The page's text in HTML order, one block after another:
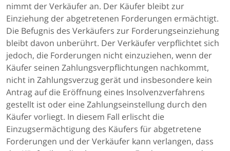
nimmt der Verkäufer an. Der Käufer bleibt zur
Einziehung der abgetretenen Forderungen ermächtigt.
Die Befugnis des Verkäufers zur Forderungseinziehung
bleibt davon unberührt. Der Verkäufer verpflichtet sich
jedoch, die Forderungen nicht einzuziehen, wenn der
Käufer seinen Zahlungsverpflichtungen nachkommt,
nicht in Zahlungsverzug gerät und insbesondere kein
Antrag auf die Eröffnung eines Insolvenzverfahrens
gestellt ist oder eine Zahlungseinstellung durch den
Käufer vorliegt. In diesem Fall erlischt die
Einzugsermächtigung des Käufers für abgetretene
Forderungen und der Verkäufer kann verlangen, dass